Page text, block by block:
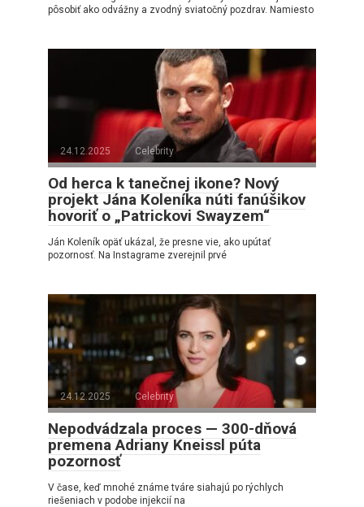
pôsobiť ako odvážny a zvodný sviatočný pozdrav. Namiesto
24.12.2025 Celebrity
Od herca k tanečnej ikone? Nový
projekt Jána Koleníka núti fanúšikov
hovoriť o „Patrickovi Swayzem“
Ján Koleník opäť ukázal, že presne vie, ako upútať
pozornosť. Na Instagrame zverejnil prvé
24.12.2025 Celebrity
Nepodvádzala proces — 300-dňová
premena Adriany Kneissl púta
pozornosť
V čase, keď mnohé známe tváre siahajú po rýchlych
riešeniach v podobe injekcií na